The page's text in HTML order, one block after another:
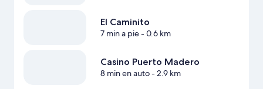
El Caminito
7 min a pie- 0.6 km
Casino Puerto Madero
8 min en auto- 2.9 km